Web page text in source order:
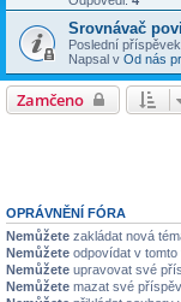
Srovnávač
Poslední
Napsal v Od nás
Zamčeno
OPRÁVNĚNÍ FÓRA
Nemůžete zakládat nová
Nemůžete odpovídat v tomto
Nemůžete upravovat své
Nemůžete mazat své